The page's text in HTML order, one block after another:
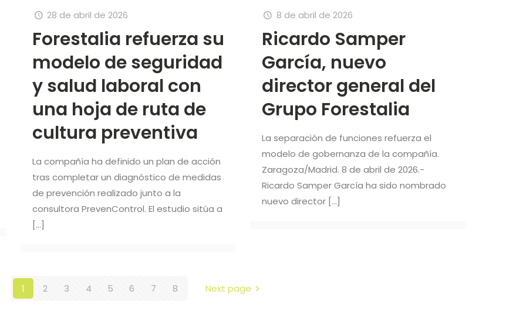
28 de abril de 2026
Forestalia refuerza su
modelo de seguridad
y salud laboral con
una hoja de ruta de
cultura preventiva
La compañía ha definido un plan de acción
tras completar un diagnóstico de medidas
de prevención realizado junto a la
consultora PrevenControl. El estudio sitúa a
[…]
8 de abril de 2026
Ricardo Samper
García, nuevo
director general del
Grupo Forestalia
La separación de funciones refuerza el
modelo de gobernanza de la compañía.
Zaragoza/Madrid. 8 de abril de 2026.-
Ricardo Samper García ha sido nombrado
nuevo director[…]
1 2 3 4 5 6 7 8 Next page